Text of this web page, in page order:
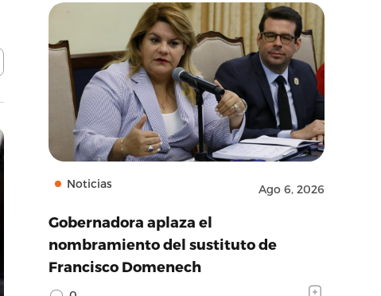
Noticias Ago 6, 2026
Gobernadora aplaza el
nombramiento del sustituto de
Francisco Domenech